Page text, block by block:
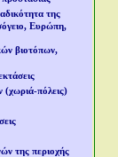
της
Ευρώπη,
βιοτόπων,
(χωριά-πόλεις)
της περιοχής